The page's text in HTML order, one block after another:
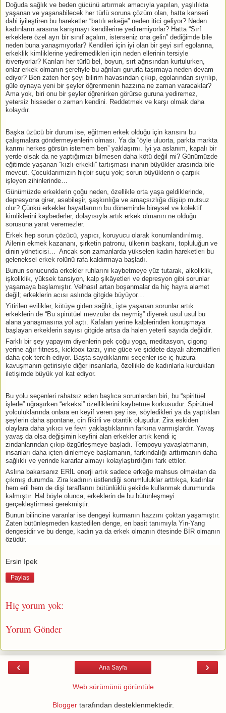
Doğuda sağlık ve beden gücünü artırmak amacıyla yapılan, yaşlılıkta
yaşanan ve yaşanabilecek her türlü soruna çözüm olan, hatta kanseri
dahi iyileştiren bu hareketler “batılı erkeğe” neden itici geliyor? Neden
kadınların arasına karışmayı kendilerine yediremiyorlar? Hatta “Sırf
erkeklere özel ayrı bir sınıf açalım, isterseniz ona gelin” dediğimde bile
neden buna yanaşmıyorlar? Kendileri için iyi olan bir şeyi sırf egolarına,
erkeklik kimliklerine yediremedikleri için neden ellerinin tersiyle
itiveriyorlar? Karıları her türlü bel, boyun, sırt ağrısından kurtulurken,
onlar erkek olmanın şerefiyle bu ağrıları gururla taşımaya neden devam
ediyor? Ben zaten her şeyi bilirim havasından çıkıp, egolarından sıyrılıp,
güle oynaya yeni bir şeyler öğrenmenin hazzına ne zaman varacaklar?
Ama yok, biri onu bir şeyler öğrenirken görürse guruna yediremez,
yetersiz hisseder o zaman kendini. Reddetmek ve karşı olmak daha
kolaydır.
Başka üzücü bir durum ise, eğitmen erkek olduğu için karısını bu
çalışmalara göndermeyenlerin olması. Ya da “öyle uluorta, parkta markta
karımı herkes görsün istemem ben” yaklaşımı. İyi ya aslanım, kapalı bir
yerde olsak da ne yaptığımızı bilmesen daha kötü değil mi? Günümüzde
eğitimde yaşanan “kızlı-erkekli” tartışması inanın büyükler arasında bile
mevcut. Çocuklarımızın hiçbir suçu yok; sorun büyüklerin o çarpık
işleyen zihinlerinde…
Günümüzde erkeklerin çoğu neden, özellikle orta yaşa geldiklerinde,
depresyona girer, asabileşir, şaşkınlığa ve amaçsızlığa düşüp mutsuz
olur? Çünkü erkekler hayatlarının bu döneminde bireysel ve kolektif
kimliklerini kaybederler, dolayısıyla artık erkek olmanın ne olduğu
sorusuna yanıt veremezler.
Erkek hep sorun çözücü, yapıcı, koruyucu olarak konumlandırılmış.
Ailenin ekmek kazananı, şirketin patronu, ülkenin başkanı, topluluğun ve
dinin yöneticisi… Ancak son zamanlarda yükselen kadın hareketleri bu
geleneksel erkek rolünü rafa kaldırmaya başladı.
Bunun sonucunda erkekler ruhlarını kaybetmeye yüz tutarak, alkoliklik,
işkoliklik, yüksek tansiyon, kalp şikâyetleri ve depresyon gibi sorunlar
yaşamaya başlamıştır. Velhasıl artan boşanmalar da hiç hayra alamet
değil; erkeklerin acısı aslında gitgide büyüyor…
Yitirilen evilikler, kötüye giden sağlık, işte yaşanan sorunlar artık
erkeklerin de “Bu spirütüel mevzular da neymiş” diyerek usul usul bu
alana yanaşmasına yol açtı. Kafaları yerine kalplerinden konuşmaya
başlayan erkeklerin sayısı gitgide artsa da halen yeterli sayıda değildir.
Farklı bir şey yapayım diyenlerin pek çoğu yoga, meditasyon, çigong
yerine ağır fitness, kickbox tarzı, yine güce ve şiddete dayalı alternatifleri
daha çok tercih ediyor. Başta saydıklarımı seçenler ise iç huzura
kavuşmanın getirisiyle diğer insanlarla, özellikle de kadınlarla kurdukları
iletişimde büyük yol kat ediyor.
Bu yolu seçenleri rahatsız eden başlıca sorunlardan biri, bu “spiritüel
işlerle” uğraşırken “erkeksi” özelliklerini kaybetme korkusudur. Spirütüel
yolculuklarında onlara en keyif veren şey ise, söyledikleri ya da yaptıkları
şeylerin daha spontane, cin fikirli ve otantik oluşudur. Zira eskiden
olaylara daha yıkıcı ve fevri yaklaştıklarının farkına varmışlardır. Yavaş
yavaş da olsa değişimin keyfini alan erkekler artık kendi iç
zindanlarından çıkıp özgürleşmeye başladı. Tempoyu yavaşlatmanın,
insanları daha içten dinlemeye başlamanın, farkındalığı arttırmanın daha
sağlıklı ve yerinde kararlar almayı kolaylaştırdığını fark ettiler.
Aslına bakarsanız ERİL enerji artık sadece erkeğe mahsus olmaktan da
çıkmış durumda. Zira kadının üstlendiği sorumluluklar arttıkça, kadınlar
hem eril hem de dişi taraflarını bütünlüklü şekilde kullanmak durumunda
kalmıştır. Hal böyle olunca, erkeklerin de bu bütünleşmeyi
gerçekleştirmesi gerekmiştir.
Bunun bilincine varanlar ise dengeyi kurmanın hazzını çoktan yaşamıştır.
Zaten bütünleşmeden kastedilen denge, en basit tanımıyla Yin-Yang
dengesidir ve bu denge, kadın ya da erkek olmanın ötesinde BİR olmanın
özüdür.
Ersin Ipek
Paylaş
Hiç yorum yok:
Yorum Gönder
‹ ›
Ana Sayfa
Web sürümünü görüntüle
Bloggertarafından desteklenmektedir.